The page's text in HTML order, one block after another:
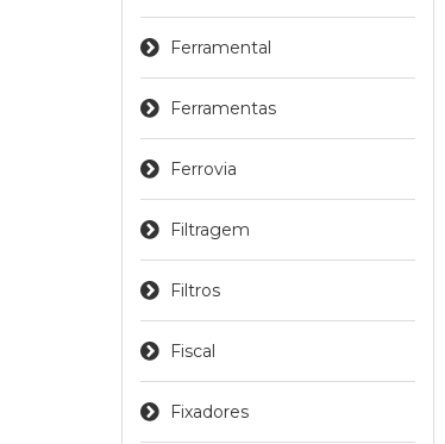
Ferramental
Ferramentas
Ferrovia
Filtragem
Filtros
Fiscal
Fixadores